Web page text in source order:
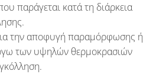
παράγεται κατά τη διάρκεια
την αποφυγή παραμόρφωσης ή
των υψηλών θερμοκρασιών